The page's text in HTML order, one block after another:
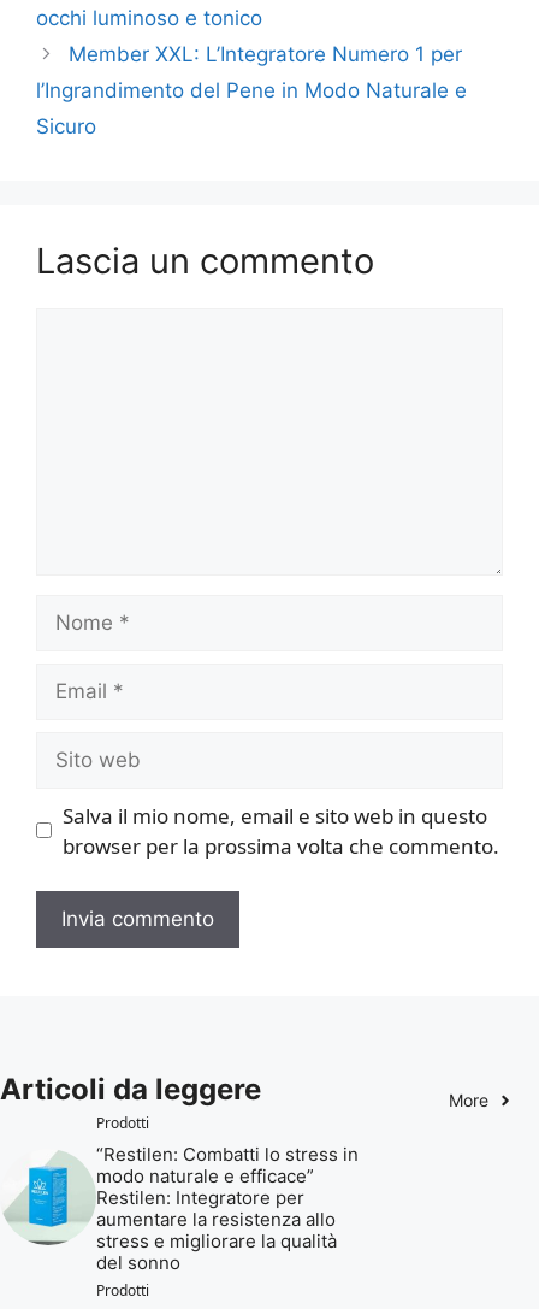
occhi luminoso e tonico
Member XXL: L’Integratore Numero 1 per
l’Ingrandimento del Pene in Modo Naturale e
Sicuro
Lascia un commento
web
Salva il mio nome, email e sito web in questo
browser per la prossima volta che commento.
Articoli da leggere
More
Prodotti
“Restilen: Combatti lo stress in
modo naturale e efficace”
Restilen: Integratore per
aumentare la resistenza allo
stress e migliorare la qualità
del sonno
Prodotti